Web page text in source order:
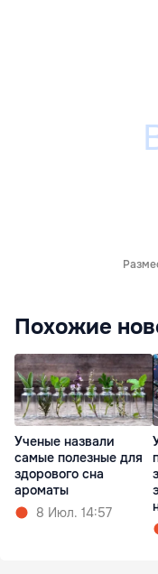
Похожие
Ученые назвали
самые полезные для
здорового сна
ароматы
8 Июл. 14:57